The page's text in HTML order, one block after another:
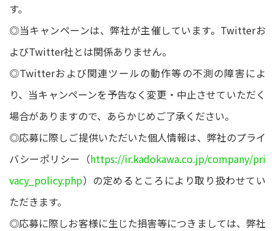
す。
◎当キャンペーンは、弊社が主催しています。Twitterお
よびTwitter社とは関係ありません。
◎Twitterおよび関連ツールの動作等の不測の障害によ
り、当キャンペーンを予告なく変更・中止させていただく
場合がありますので、あらかじめご了承ください。
◎応募に際しご提供いただいた個人情報は、弊社のプライ
バシーポリシー（https://ir.kadokawa.co.jp/company/pri
vacy_policy.php）の定めるところにより取り扱わせてい
ただきます。
◎応募に際しお客様に生じた損害等につきましては、弊社